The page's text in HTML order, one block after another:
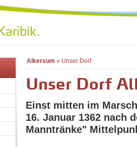
Alkersum » Unser Dorf
Unser Dorf
Einst mitten im
16. Januar 1362 nach
Manntränke"